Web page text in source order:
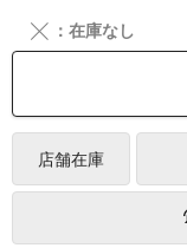
╳ ：在庫なし
店舗在庫